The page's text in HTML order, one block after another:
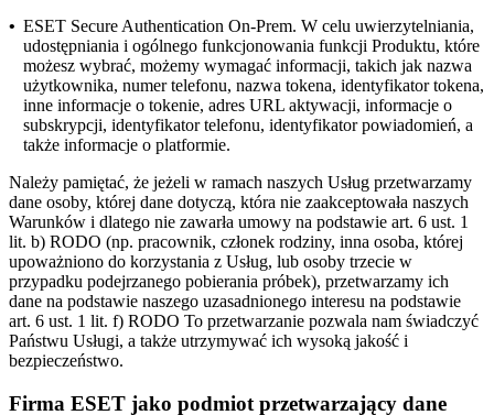
• ESET Secure Authentication On-Prem. W celu uwierzytelniania,
udostępniania i ogólnego funkcjonowania funkcji Produktu, które
możesz wybrać, możemy wymagać informacji, takich jak nazwa
użytkownika, numer telefonu, nazwa tokena, identyfikator tokena,
inne informacje o tokenie, adres URL aktywacji, informacje o
subskrypcji, identyfikator telefonu, identyfikator powiadomień, a
także informacje o platformie.
Należy pamiętać, że jeżeli w ramach naszych Usług przetwarzamy
dane osoby, której dane dotyczą, która nie zaakceptowała naszych
Warunków i dlatego nie zawarła umowy na podstawie art. 6 ust. 1
lit. b) RODO (np. pracownik, członek rodziny, inna osoba, której
upoważniono do korzystania z Usług, lub osoby trzecie w
przypadku podejrzanego pobierania próbek), przetwarzamy ich
dane na podstawie naszego uzasadnionego interesu na podstawie
art. 6 ust. 1 lit. f) RODO To przetwarzanie pozwala nam świadczyć
Państwu Usługi, a także utrzymywać ich wysoką jakość i
bezpieczeństwo.
Firma ESET jako podmiot przetwarzający dane